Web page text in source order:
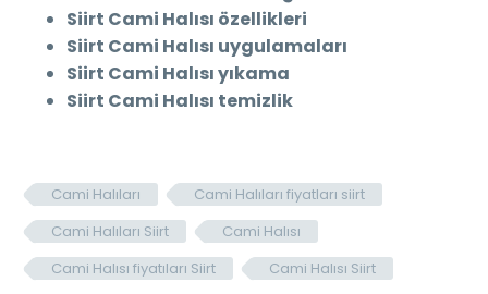
Siirt Cami Halısı özellikleri
Siirt Cami Halısı uygulamaları
Siirt Cami Halısı yıkama
Siirt Cami Halısı temizlik
Cami Halıları
Cami Halıları fiyatları siirt
Cami Halıları Siirt
Cami Halısı
Cami Halısı fiyatıları Siirt
Cami Halısı Siirt